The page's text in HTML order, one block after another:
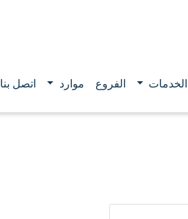
الخدمات الفروع موارد اتصل بنا